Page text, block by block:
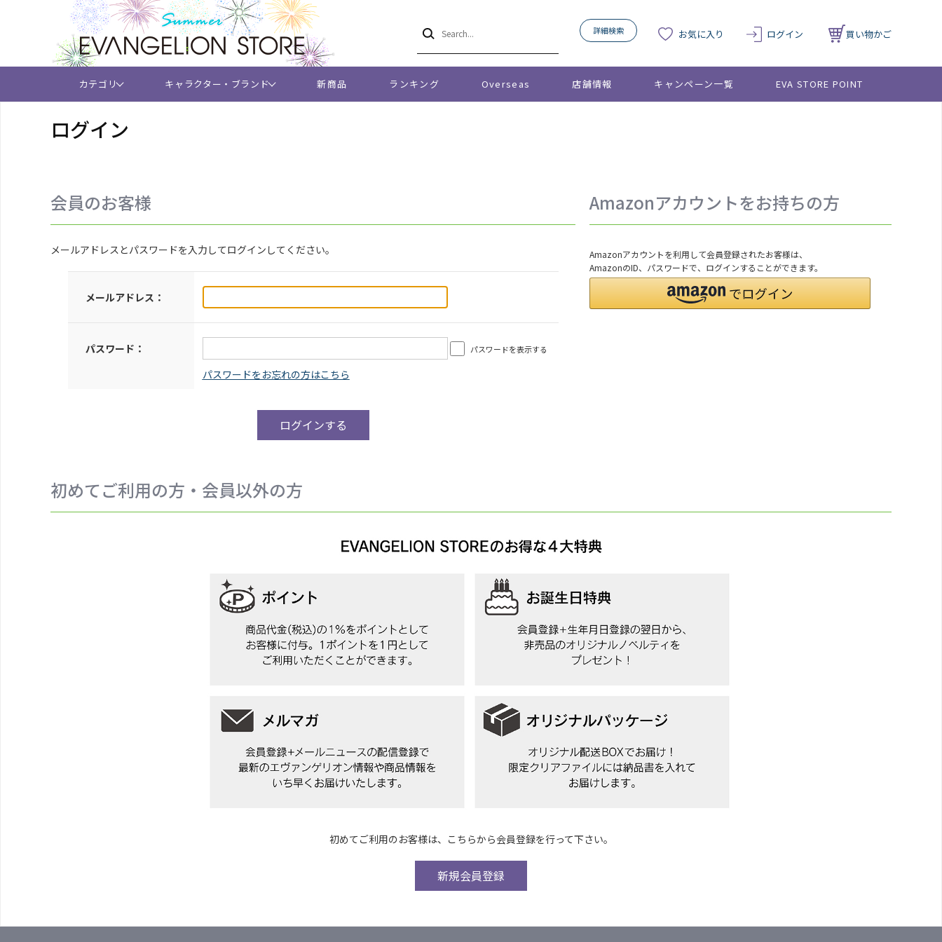
詳細検索 お気に入り ログイン 買い物かご
カテゴリ キャラクター・ブランド 新商品 ランキング Overseas 店舗情報 キャンペーン一覧 EVA STORE POINT
ログイン
会員のお客様
メールアドレスとパスワードを入力してログインしてください。
メールアドレス：
パスワード： パスワードを表示する
Amazonアカウントをお持ちの方
Amazonアカウントを利用して会員登録されたお客様は、
AmazonのID、パスワードで、ログインすることができます。
初めてご利用の方・会員以外の方